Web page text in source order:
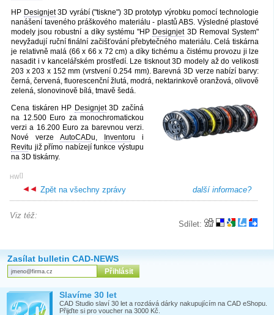
HP Designjet3D vyrábí ("tiskne") 3D prototyp výrobku pomocí technologie
nanášení taveného práškového materiálu - plastů ABS. Výsledné plastové
modely jsou robustní a díky systému "HP Designjet3D Removal System"
nevyžadují ruční finální začišťování přebytečného materiálu. Celá tiskárna
je relativně malá (66 x 66 x 72 cm) a díky tichému a čistému provozu ji lze
nasadit i v kancelářském prostředí. Lze tisknout 3D modely až do velikosti
203 x 203 x 152 mm (vrstvení 0.254 mm). Barevná 3D verze nabízí barvy:
černá, červená, fluorescenční žlutá, modrá, nektarinkově oranžová, olivově
zelená, slonovinově bílá, tmavě šedá.
Cena tiskáren HP Designjet3D začíná
na 12.500 Euro za monochromatickou
verzi a 16.200 Euro za barevnou verzi.
Nové verze AutoCADu, Inventoru i
Revitu již přímo nabízejí funkce výstupu
na 3D tiskárny.
[
HW ]
další informace?
Zpět na všechny zprávy
Sdílet:
Viz též:
Zasílat bulletin CAD-NEWS
Slavíme 30 let
CAD Studio slaví 30 let a rozdává dárky nakupujícím na CAD eShopu.
Přijďte si pro voucher na 3000 Kč.